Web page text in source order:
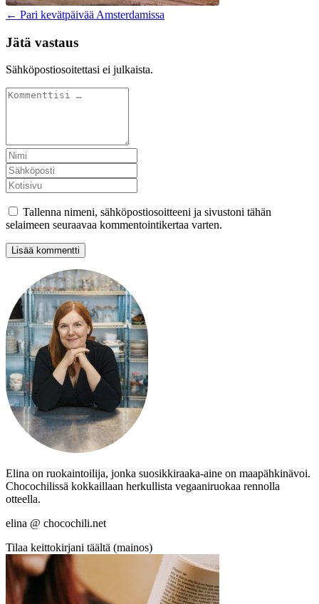
← Pari kevätpäivää Amsterdamissa
Jätä vastaus
Sähköpostiosoitettasi ei julkaista.
Tallenna nimeni, sähköpostiosoitteeni ja sivustoni tähän
selaimeen seuraavaa kommentointikertaa varten.
Elina on ruokaintoilija, jonka suosikkiraaka-aine on maapähkinävoi.
Chocochilissä kokkaillaan herkullista vegaaniruokaa rennolla
otteella.
elina @ chocochili.net
Tilaa keittokirjani täältä (mainos)